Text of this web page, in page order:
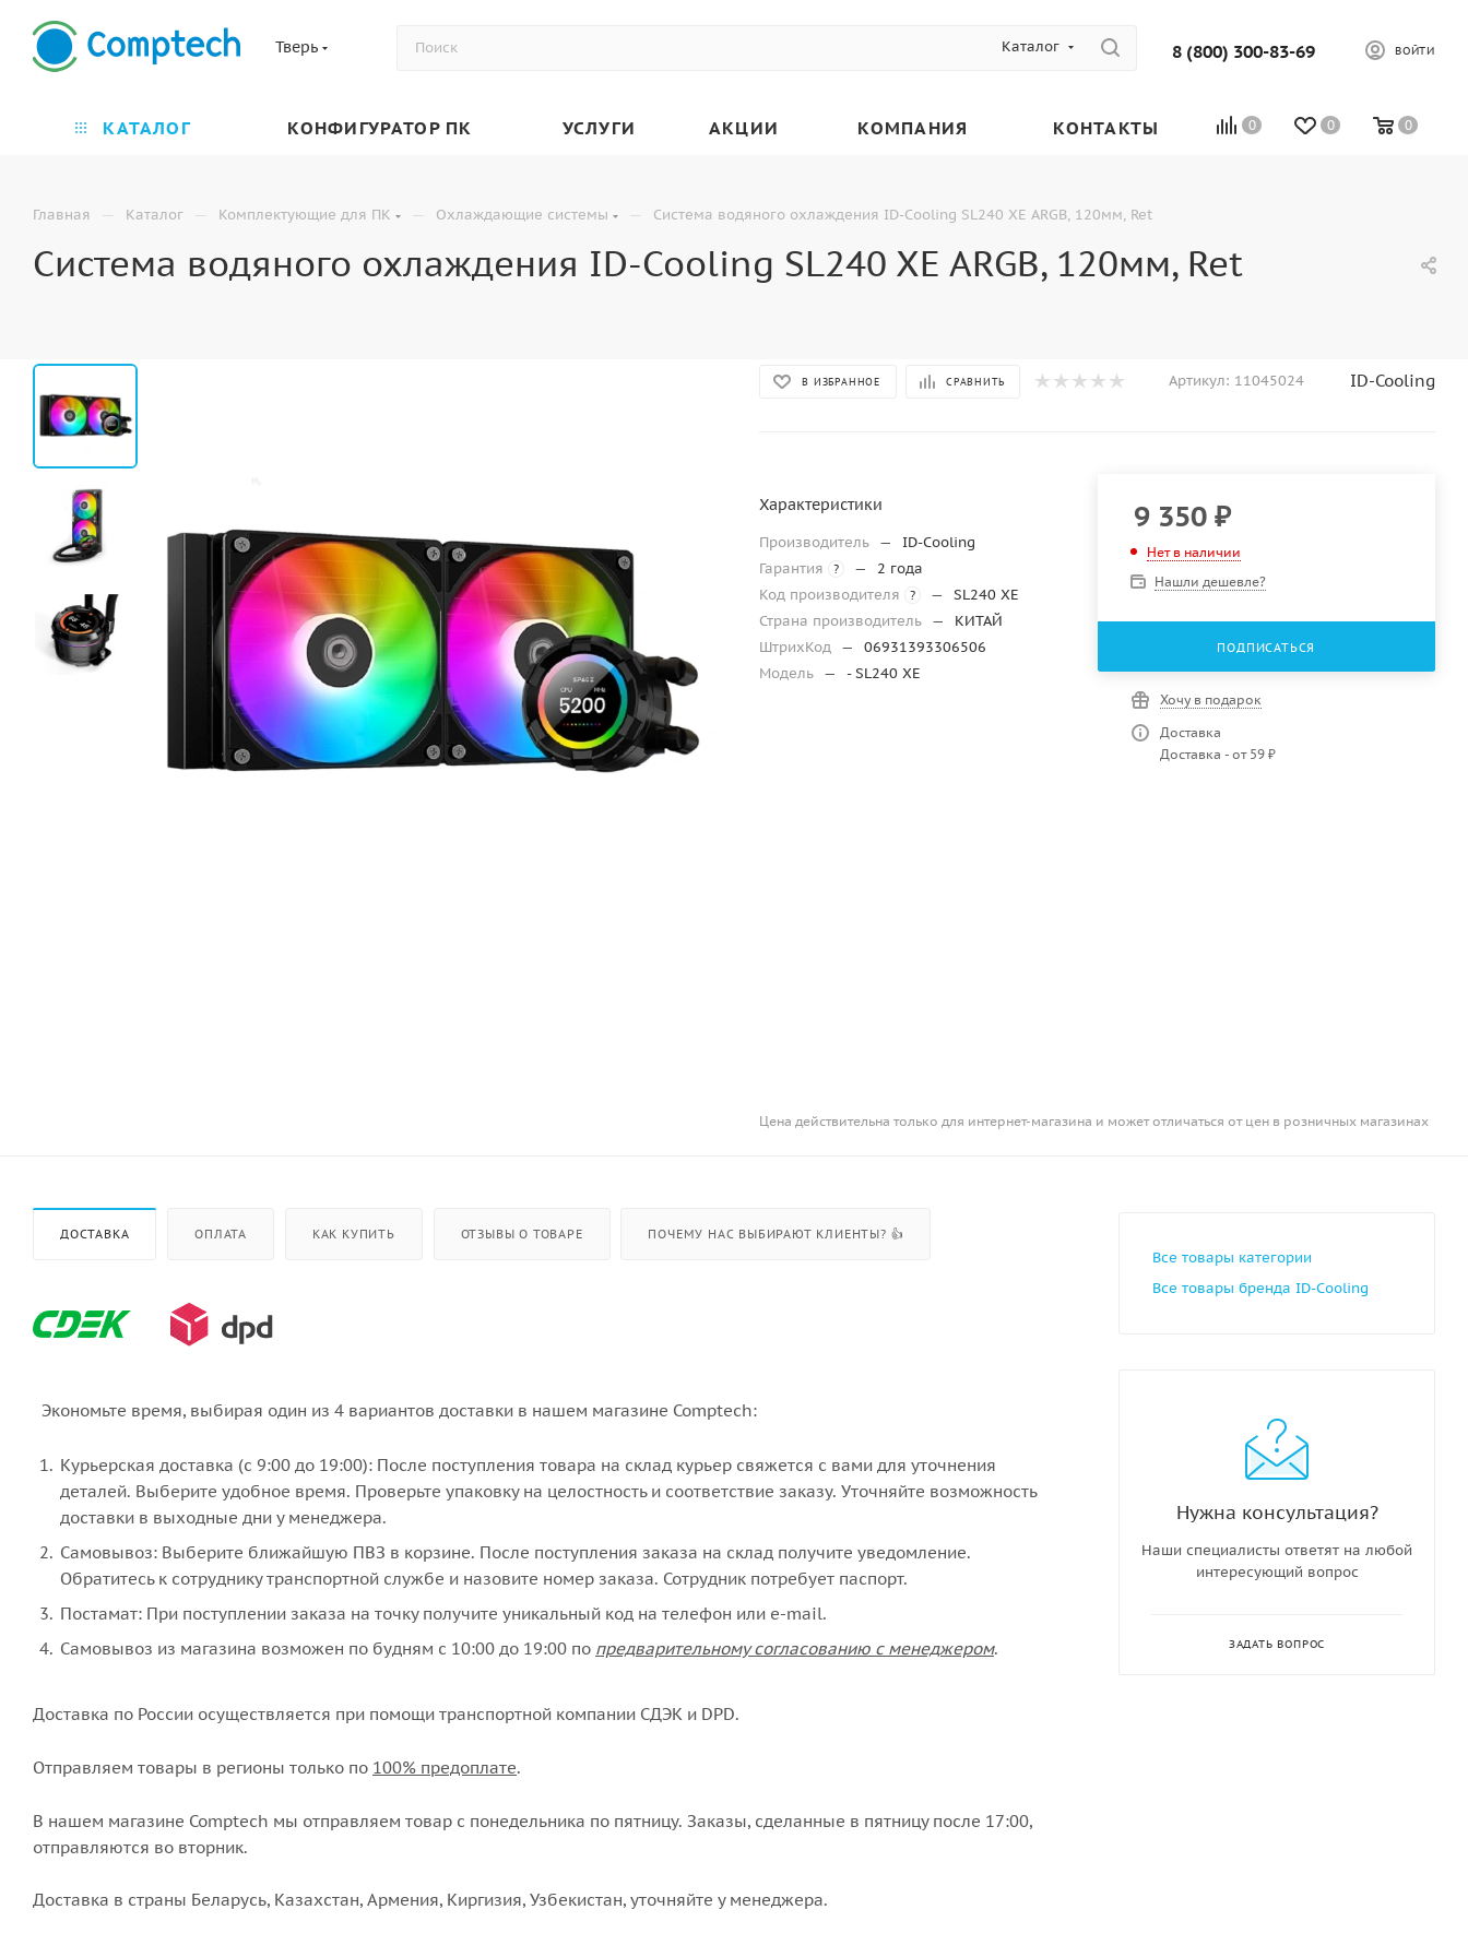
Тверь Каталог 8 (800) 300-83-69 ВОЙТИ
0 0 0
КАТАЛОГ КОНФИГУРАТОР ПК УСЛУГИ АКЦИИ КОМПАНИЯ КОНТАКТЫ
Главная — Каталог — Комплектующие для ПК — Охлаждающие системы — Система водяного охлаждения ID-Cooling SL240 XE ARGB, 120мм, Ret
Система водяного охлаждения ID-Cooling SL240 XE ARGB, 120мм, Ret
В ИЗБРАННОЕ СРАВНИТЬ Артикул: 11045024 ID-Cooling
Характеристики
Производитель —
ID-Cooling
Гарантия
? —
2 года
Код производителя
? —
SL240 XE
Страна производитель —
КИТАЙ
ШтрихКод —
06931393306506
Модель — - SL240 XE
9 350₽
Нет в наличии
Нашли дешевле?
ПОДПИСАТЬСЯ
Хочу в подарок
Доставка
Доставка - от 59 ₽
Цена действительна только для интернет-магазина и может отличаться от цен в розничных магазинах
ДОСТАВКА ОПЛАТА КАК КУПИТЬ ОТЗЫВЫ О ТОВАРЕ ПОЧЕМУ НАС ВЫБИРАЮТ КЛИЕНТЫ? 👍
Экономьте время, выбирая один из 4 вариантов доставки в нашем магазине Comptech:
Курьерская доставка (с 9:00 до 19:00): После поступления товара на склад курьер свяжется с вами для уточнения
деталей. Выберите удобное время. Проверьте упаковку на целостность и соответствие заказу. Уточняйте возможность
доставки в выходные дни у менеджера.
Самовывоз: Выберите ближайшую ПВЗ в корзине. После поступления заказа на склад получите уведомление.
Обратитесь к сотруднику транспортной службе и назовите номер заказа. Сотрудник потребует паспорт.
Постамат: При поступлении заказа на точку получите уникальный код на телефон или e-mail.
Самовывоз из магазина возможен по будням с 10:00 до 19:00 по предварительному согласованию с менеджером.
Доставка по России осуществляется при помощи транспортной компании СДЭК и DPD.
Отправляем товары в регионы только по 100% предоплате.
В нашем магазине Comptech мы отправляем товар с понедельника по пятницу. Заказы, сделанные в пятницу после 17:00,
отправляются во вторник.
Доставка в страны Беларусь, Казахстан, Армения, Киргизия, Узбекистан, уточняйте у менеджера.
Все товары категории
Все товары бренда ID-Cooling
Нужна консультация?
Наши специалисты ответят на любой
интересующий вопрос
ЗАДАТЬ ВОПРОС